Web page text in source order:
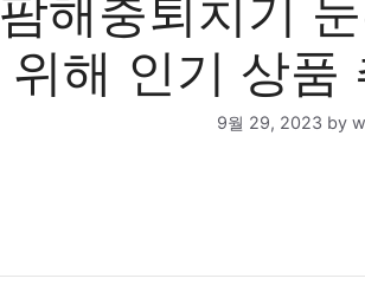
해충퇴치기
위해 인기 상
9월 29, 2023 by